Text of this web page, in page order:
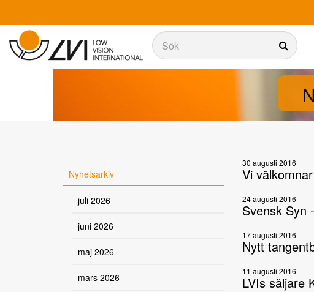
Sök
Nyhetsarkiv
juli 2026
juni 2026
maj 2026
mars 2026
30 augusti 2016
Vi
24 augusti 2016
Svensk Syn
17 augusti 2016
Nytt
11 augusti 2016
LVIs säljare